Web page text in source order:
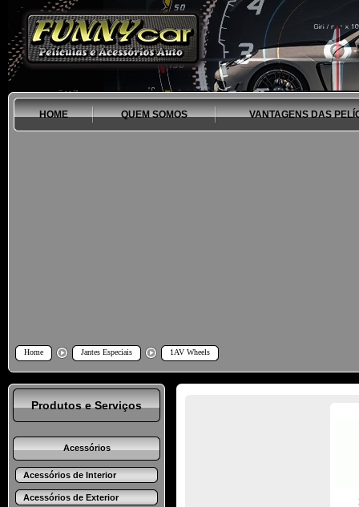
HOME QUEM SOMOS VANTAGENS DAS
Home Jantes Especiais 1AV Wheels
Produtos e Serviços
Acessórios
Acessórios de Interior
Acessórios de Exterior